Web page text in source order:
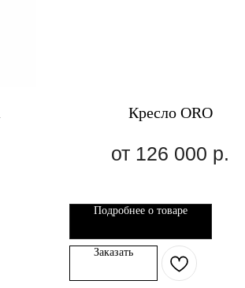
Кресло ORO
126 000 р.
Подробнее о товаре
Заказать